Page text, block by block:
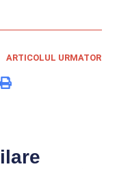
ARTICOLUL URMATOR